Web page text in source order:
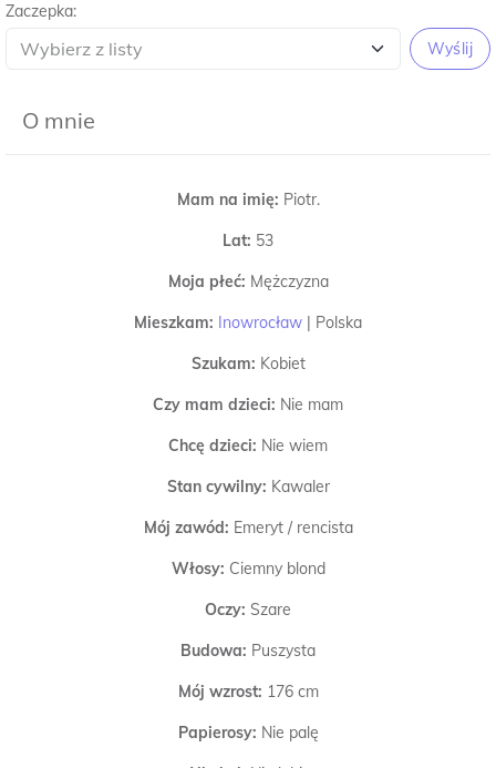
Zaczepka:
Wyślij
O mnie
Mam na imię: Piotr.
Lat: 53
Moja płeć: Mężczyzna
Mieszkam: Inowrocław | Polska
Szukam: Kobiet
Czy mam dzieci: Nie mam
Chcę dzieci: Nie wiem
Stan cywilny: Kawaler
Mój zawód: Emeryt / rencista
Włosy: Ciemny blond
Oczy: Szare
Budowa: Puszysta
Mój wzrost: 176 cm
Papierosy: Nie palę